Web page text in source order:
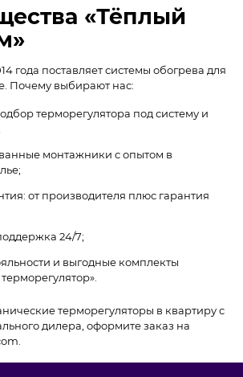
«Тёплый
года поставляет системы обогрева для
Почему выбирают нас:
терморегулятора под систему и
монтажники с опытом в
от производителя плюс гарантия
24/7;
и выгодные комплекты
терморегуляторы в квартиру с
дилера, оформите заказ на